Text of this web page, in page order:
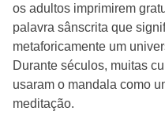
os adultos imprimirem
palavra sânscrita que
metaforicamente um
Durante séculos, muitas
usaram o mandala como
meditação.